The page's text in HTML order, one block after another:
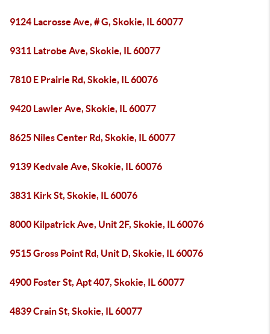
9124 Lacrosse Ave, # G, Skokie, IL 60077
9311 Latrobe Ave, Skokie, IL 60077
7810 E Prairie Rd, Skokie, IL 60076
9420 Lawler Ave, Skokie, IL 60077
8625 Niles Center Rd, Skokie, IL 60077
9139 Kedvale Ave, Skokie, IL 60076
3831 Kirk St, Skokie, IL 60076
8000 Kilpatrick Ave, Unit 2F, Skokie, IL 60076
9515 Gross Point Rd, Unit D, Skokie, IL 60076
4900 Foster St, Apt 407, Skokie, IL 60077
4839 Crain St, Skokie, IL 60077